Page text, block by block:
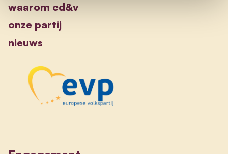
waarom cd&v
onze partij
nieuws